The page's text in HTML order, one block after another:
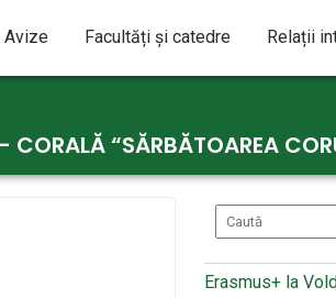
Avize Facultăți și catedre Relații
CORALĂ “SĂRBĂTOAREA
Erasmus+ la